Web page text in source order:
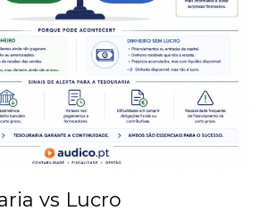
vs Lucro